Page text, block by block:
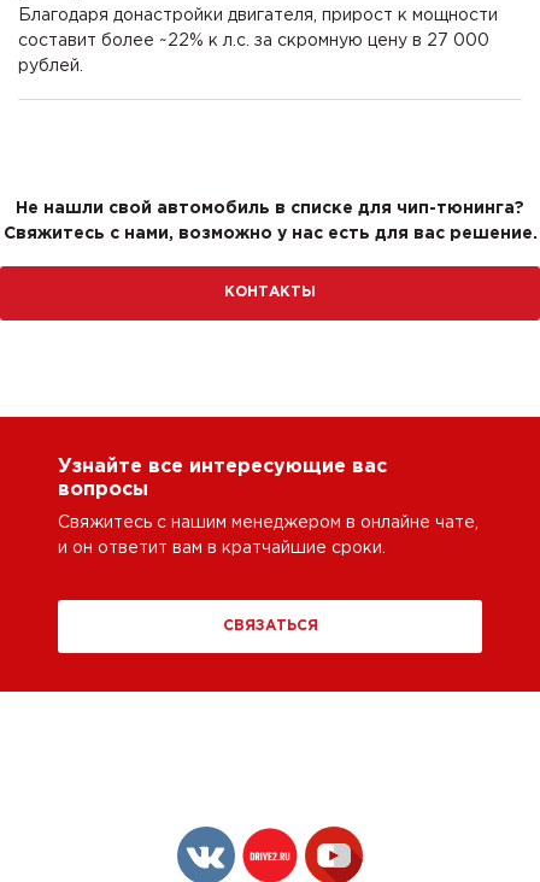
Благодаря донастройки двигателя, прирост к мощности
составит более ~22% к л.с. за скромную цену в 27 000
рублей.
Не нашли свой автомобиль в списке для чип-тюнинга?
Свяжитесь с нами, возможно у нас есть для вас решение.
КОНТАКТЫ
Узнайте все интересующие вас
вопросы
Свяжитесь с нашим менеджером в онлайне чате,
и он ответит вам в кратчайшие сроки.
СВЯЗАТЬСЯ